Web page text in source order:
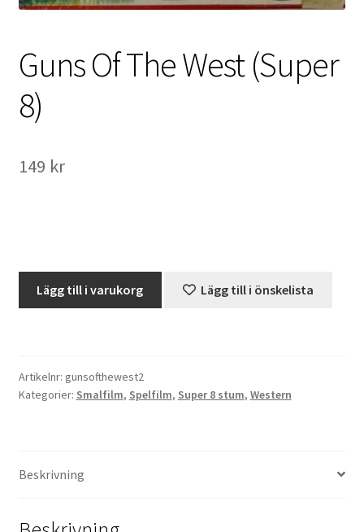
Konto
Varukorg
Projektorer – Tips & Trix
Butik
Guns Of The West (Super
8)
149 kr
8)
mängd
Lägg till i varukorg Lägg till i önskelista
Artikelnr: gunsofthewest2
Kategorier: Smalfilm, Spelfilm, Super 8 stum, Western
Beskrivning